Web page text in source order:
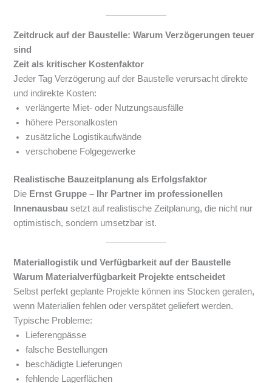
Zeitdruck auf der Baustelle: Warum Verzögerungen teuer
sind
Zeit als kritischer Kostenfaktor
Jeder Tag Verzögerung auf der Baustelle verursacht direkte
und indirekte Kosten:
verlängerte Miet- oder Nutzungsausfälle
höhere Personalkosten
zusätzliche Logistikaufwände
verschobene Folgegewerke
Realistische Bauzeitplanung als Erfolgsfaktor
Die Ernst Gruppe – Ihr Partner im professionellen
Innenausbau setzt auf realistische Zeitplanung, die nicht nur
optimistisch, sondern umsetzbar ist.
Materiallogistik und Verfügbarkeit auf der Baustelle
Warum Materialverfügbarkeit Projekte entscheidet
Selbst perfekt geplante Projekte können ins Stocken geraten,
wenn Materialien fehlen oder verspätet geliefert werden.
Typische Probleme:
Lieferengpässe
falsche Bestellungen
beschädigte Lieferungen
fehlende Lagerflächen